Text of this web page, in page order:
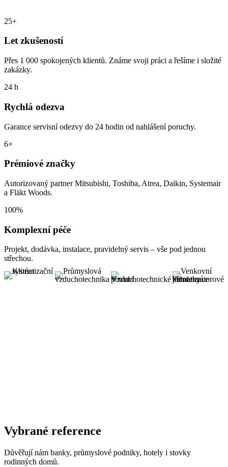
25+
Let zkušeností
Přes 1 000 spokojených klientů. Známe svoji práci a řešíme i složité
zakázky.
24 h
Rychlá odezva
Garance servisní odezvy do 24 hodin od nahlášení poruchy.
6×
Prémiové značky
Autorizovaný partner Mitsubishi, Toshiba, Atrea, Daikin, Systemair
a Fläkt Woods.
100%
Komplexní péče
Projekt, dodávka, instalace, pravidelný servis – vše pod jednou
střechou.
Vybrané reference
Důvěřují nám banky, průmyslové podniky, hotely i stovky
rodinných domů.